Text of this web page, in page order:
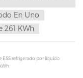
En Uno
261 KWh
ESS refrigerado por líquido